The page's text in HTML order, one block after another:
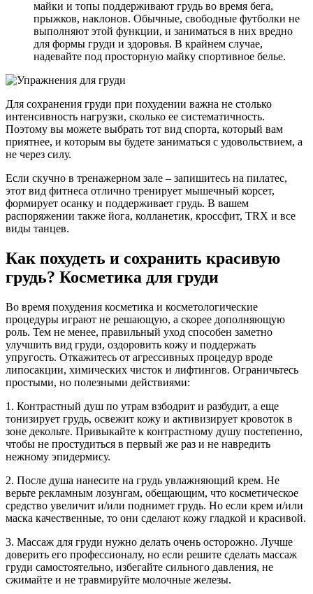
майки и топы поддерживают грудь во время бега,
прыжков, наклонов. Обычные, свободные футболки не
выполняют этой функции, и заниматься в них вредно
для формы груди и здоровья. В крайнем случае,
надевайте под просторную майку спортивное белье.
Для сохранения груди при похудении важна не столько
интенсивность нагрузки, сколько ее систематичность.
Поэтому вы можете выбрать тот вид спорта, который вам
приятнее, и которым вы будете заниматься с удовольствием, а
не через силу.
Если скучно в тренажерном зале – запишитесь на пилатес,
этот вид фитнеса отлично тренирует мышечный корсет,
формирует осанку и поддерживает грудь. В вашем
распоряжении также йога, колланетик, кроссфит, TRX и все
виды танцев.
Как похудеть и сохранить красивую
грудь? Косметика для груди
Во время похудения косметика и косметологические
процедуры играют не решающую, а скорее дополняющую
роль. Тем не менее, правильный уход способен заметно
улучшить вид груди, оздоровить кожу и поддержать
упругость. Откажитесь от агрессивных процедур вроде
липосакции, химических чисток и лифтингов. Ограничьтесь
простыми, но полезными действиями:
1. Контрастный душ по утрам взбодрит и разбудит, а еще
тонизирует грудь, освежит кожу и активизирует кровоток в
зоне декольте. Привыкайте к контрастному душу постепенно,
чтобы не простудиться в первый же раз и не навредить
нежному эпидермису.
2. После душа нанесите на грудь увлажняющий крем. Не
верьте рекламным лозунгам, обещающим, что косметическое
средство увеличит и/или поднимет грудь. Но если крем и/или
маска качественные, то они сделают кожу гладкой и красивой.
3. Массаж для груди нужно делать очень осторожно. Лучше
доверить его профессионалу, но если решите сделать массаж
груди самостоятельно, избегайте сильного давления, не
сжимайте и не травмируйте молочные железы.